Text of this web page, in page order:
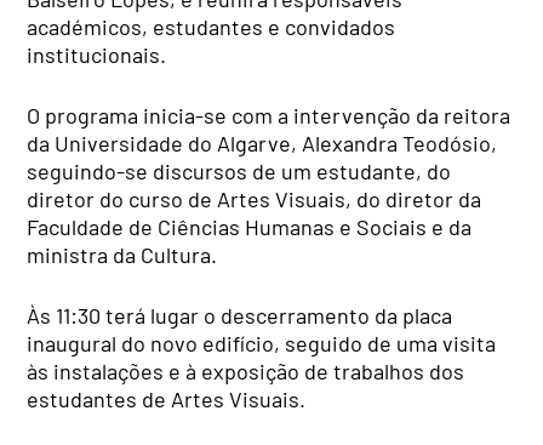
académicos, estudantes e convidados
institucionais.
O programa inicia-se com a intervenção da reitora
da Universidade do Algarve, Alexandra Teodósio,
seguindo-se discursos de um estudante, do
diretor do curso de Artes Visuais, do diretor da
Faculdade de Ciências Humanas e Sociais e da
ministra da Cultura.
Às 11:30 terá lugar o descerramento da placa
inaugural do novo edifício, seguido de uma visita
às instalações e à exposição de trabalhos dos
estudantes de Artes Visuais.